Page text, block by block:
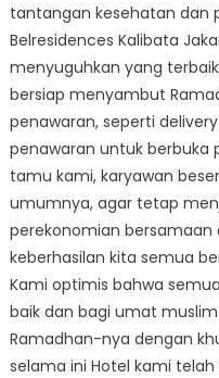
tantangan kesehatan dan
Belresidences Kalibata
menyuguhkan yang
bersiap menyambut
penawaran, seperti
penawaran untuk berbuka
tamu kami, karyawan
umumnya, agar tetap
perekonomian
keberhasilan kita semua
Kami optimis bahwa
baik dan bagi umat
Ramadhan-nya dengan
selama ini Hotel kami